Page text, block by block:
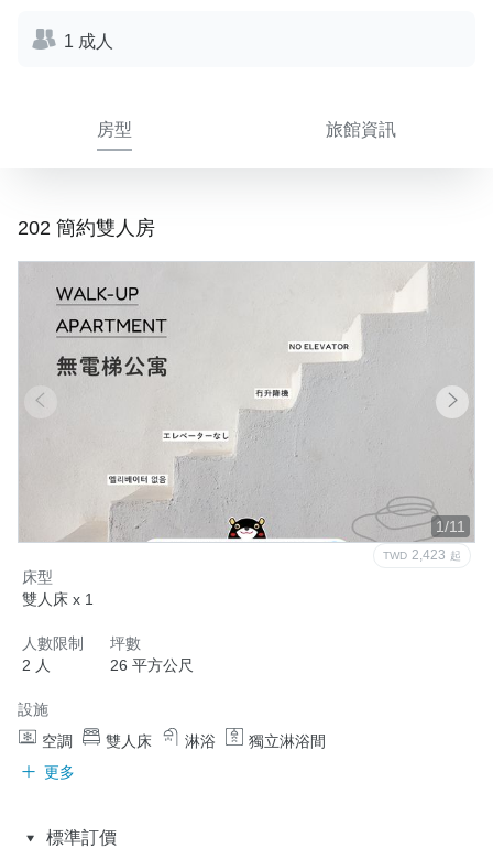
1 成人
房型 旅館資訊
202 簡約雙人房
1/11
TWD 2,423 起
床型
雙人床 x 1
人數限制
2 人
坪數
26 平方公尺
設施
空調
雙人床 淋浴
獨立淋浴間
更多
標準訂價